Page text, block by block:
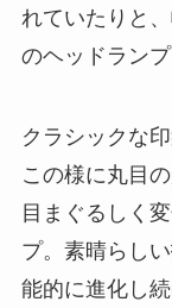
れていたりと
のヘッドランプ
クラシックな
この様に丸目
目まぐるしく
プ。素晴らし
能的に進化し